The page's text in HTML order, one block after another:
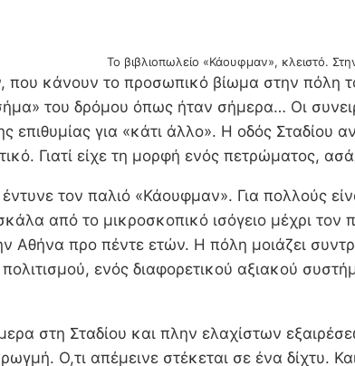
Το βιβλιοπωλείο «Κάουφμαν», κλειστό.
κάνουν το προσωπικό βίωμα στην πόλη
του δρόμου όπως ήταν σήμερα… Οι
επιθυμίας για «κάτι άλλο». Η οδός
Γιατί είχε τη μορφή ενός πετρώματος,
τον παλιό «Κάουφμαν». Για πολλούς
από το μικροσκοπικό ισόγειο μέχρι
Αθήνα προ πέντε ετών. Η πόλη μοιάζει
ενός διαφορετικού αξιακού
στη Σταδίου και πλην ελαχίστων
Ο,τι απέμεινε στέκεται σε ένα δίχτυ.